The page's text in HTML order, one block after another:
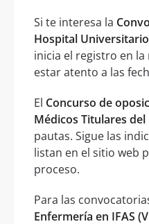
Si te interesa la
Hospital
inicia el registro en la
estar atento a las
El Concurso de
Médicos Titulares del
pautas. Sigue las
listan en el sitio web
proceso.
Para las
Enfermería en IFAS